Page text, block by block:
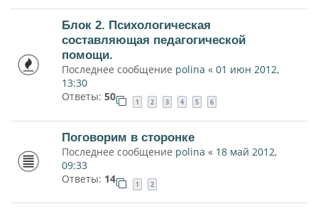
Блок 2. Психологическая
составляющая педагогической
помощи.
Последнее сообщение polina « 01 июн 2012,
13:30
Ответы: 50 1 2 3 4 5 6
Поговорим в сторонке
Последнее сообщение polina « 18 май 2012,
09:33
Ответы: 14 1 2